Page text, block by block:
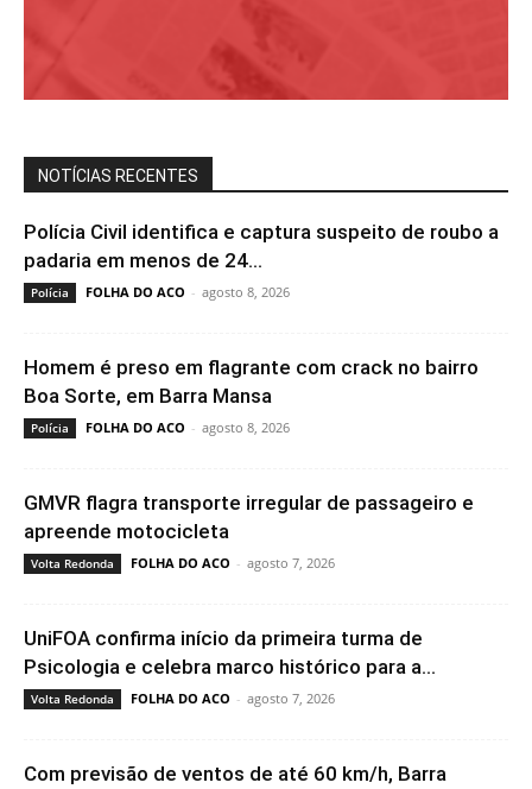
NOTÍCIAS RECENTES
Polícia Civil identifica e captura suspeito de roubo a
padaria em menos de 24...
Polícia FOLHA DO ACO - agosto 8, 2026
Homem é preso em flagrante com crack no bairro
Boa Sorte, em Barra Mansa
Polícia FOLHA DO ACO - agosto 8, 2026
GMVR flagra transporte irregular de passageiro e
apreende motocicleta
Volta Redonda FOLHA DO ACO - agosto 7, 2026
UniFOA confirma início da primeira turma de
Psicologia e celebra marco histórico para a...
Volta Redonda FOLHA DO ACO - agosto 7, 2026
Com previsão de ventos de até 60 km/h, Barra